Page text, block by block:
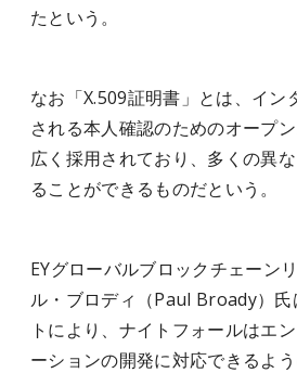
たという。
なお「X.509証明書」とは、イン
される本人確認のためのオープ
広く採用されており、多くの異
ることができるものだという。
EYグローバルブロックチェーン
ル・ブロディ（Paul Broady）氏
トにより、ナイトフォールはエ
ーションの開発に対応できるよ